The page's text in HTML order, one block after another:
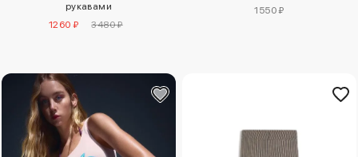
рукавами
1260 ₽
3480 ₽
1550 ₽